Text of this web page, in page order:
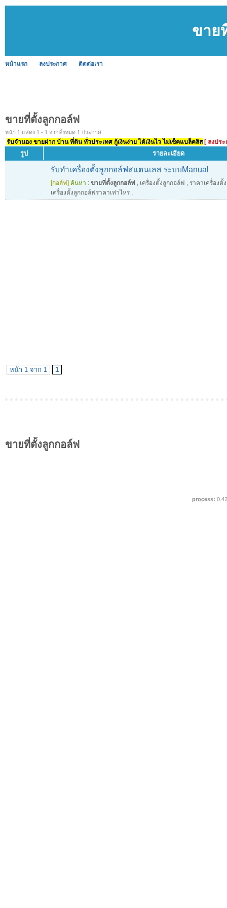
ขาย
หน้าแรก ลงประกาศ ติดต่อเรา
ขายที่ตั้งลูกกอล์ฟ
หน้า 1 แสดง 1 - 1 จากทั้งหมด 1 ประกาศ
รับจำนอง ขายฝาก บ้าน ที่ดิน ทั่วประเทศ กู้เงินง่าย ได้เงินไว ไม่เช็คแบล็คลิส [ ลงปร
รูป รายละเอียด
รับทำเครื่องตั้งลูกกอล์ฟสแตนเลส ระบบManual
[กอล์ฟ] ค้นหา : ขายที่ตั้งลูกกอล์ฟ , เครื่องตั้งลูกกอล์ฟ , ราคาเครื่องตั้
เครื่องตั้งลูกกอล์ฟราคาเท่าไหร่ ,
หน้า 1 จาก 1 1
ขายที่ตั้งลูกกอล์ฟ
process: